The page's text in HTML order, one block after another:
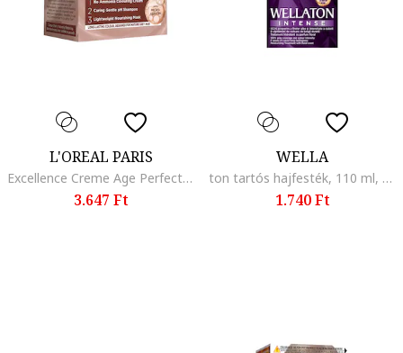
L'OREAL PARIS
Excellence Creme Age Perfect Nudes Natural ammóniamentes tartós hajfesték, érett ősz hajra tervezve, erősíti és táplálja a hajat, 192 ml, 6.03, 192 ml
3.647 Ft
WELLA
ton tartós hajfesték, 110 ml, Light satin 5/0
1.740 Ft